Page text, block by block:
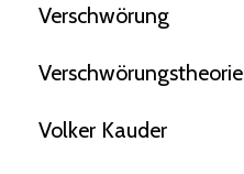
Verschwörung
Verschwörungstheorie
Volker Kauder